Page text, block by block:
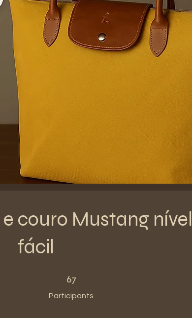
couro Mustang nível
fácil
67
Participants
67 Participants